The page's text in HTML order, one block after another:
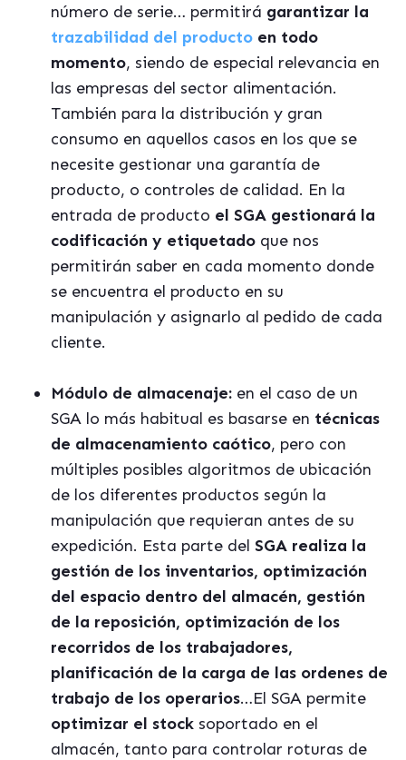
número de serie… permitirá garantizar la
trazabilidad del producto en todo
momento, siendo de especial relevancia en
las empresas del sector alimentación.
También para la distribución y gran
consumo en aquellos casos en los que se
necesite gestionar una garantía de
producto, o controles de calidad. En la
entrada de producto el SGA gestionará la
codificación y etiquetado que nos
permitirán saber en cada momento donde
se encuentra el producto en su
manipulación y asignarlo al pedido de cada
cliente.
Módulo de almacenaje: en el caso de un
SGA lo más habitual es basarse en técnicas
de almacenamiento caótico, pero con
múltiples posibles algoritmos de ubicación
de los diferentes productos según la
manipulación que requieran antes de su
expedición. Esta parte del SGA realiza la
gestión de los inventarios, optimización
del espacio dentro del almacén, gestión
de la reposición, optimización de los
recorridos de los trabajadores,
planificación de la carga de las ordenes de
trabajo de los operarios…El SGA permite
optimizar el stock soportado en el
almacén, tanto para controlar roturas de